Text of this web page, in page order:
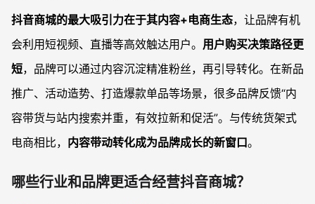
抖音商城的最大吸引力在于其内容+电商生态，让品牌有机
会利用短视频、直播等高效触达用户。 用户购买决策路径更
短，品牌可以通过内容沉淀精准粉丝，再引导转化。在新品
推广、活动造势、打造爆款单品等场景，很多品牌反馈“内
容带货与站内搜索并重，有效拉新和促活”。与传统货架式
电商相比， 内容带动转化成为品牌成长的新窗口。
哪些行业和品牌更适合经营抖音商城？